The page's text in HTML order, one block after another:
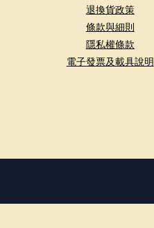
退換貨政策
條款與細則
隱私權條款
電子發票及載具說明